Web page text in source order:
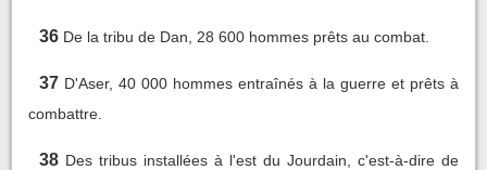
36 De la tribu de Dan, 28 600 hommes prêts au combat.
37 D'Aser, 40 000 hommes entraînés à la guerre et prêts à
combattre.
38 Des tribus installées à l'est du Jourdain, c'est-à-dire de